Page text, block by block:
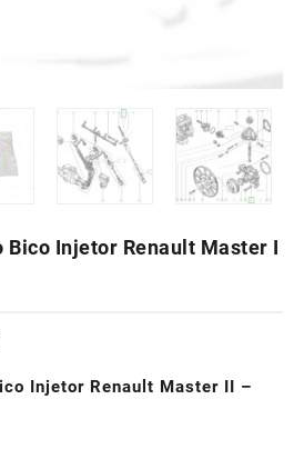
Bico Injetor Renault Master I
atualInjetor Renault Master II –